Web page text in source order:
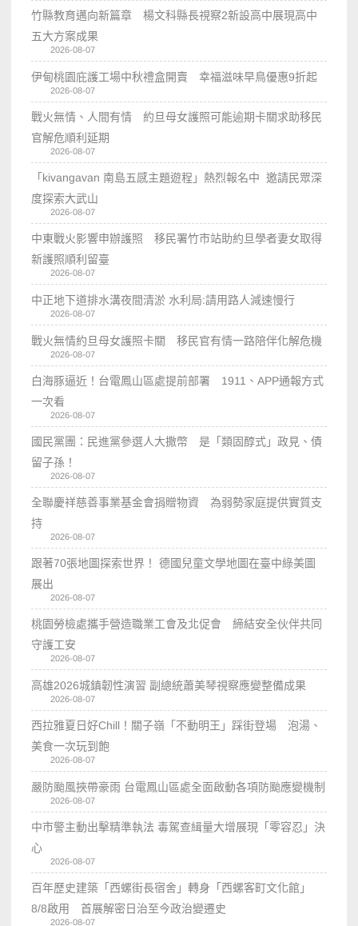
竹縣教育邁向新篇章 楊文科縣長視察2新設高中展現高中
五大方案成果
2026-08-07
伊甸桃園庇護工場中秋禮盒開賣 幸福滋味早鳥優惠9折起
2026-08-07
戰火無情、人間有情 約旦母女護照可能逾期卡關求助移民
官解危順利延期
2026-08-07
「kivangavan 南島五感主題遊程」熱烈報名中 邀請民眾深
度探索大武山
2026-08-07
中東戰火影響申辦護照 移民署竹市站助約旦學者妻女取得
新護照順利留臺
2026-08-07
中正地下道排水溝夜間清淤 水利局:請用路人減速慢行
2026-08-07
戰火無情約旦母女護照卡關 移民官有情一路陪伴化解危機
2026-08-07
白海豚逼近！台電鳳山區處提前部署 1911、APP通報方式
一次看
2026-08-07
國民黨團：民進黨參選人大撒幣 是「類固醇式」政見、債
留子孫！
2026-08-07
全聯慶祥慈善事業基金會捐贈物資 為弱勢家庭提供實質支
持
2026-08-07
跟著70張地圖探索世界！ 德國兒童文學地圖在臺中綠美圖
展出
2026-08-07
桃園勞檢處攜手營造職業工會及北促會 締結安全伙伴共同
守護工安
2026-08-07
高雄2026城鎮韌性演習 副總統蕭美琴視察應變整備成果
2026-08-07
西拉雅夏日好Chill！關子嶺「不動明王」踩街登場 泡湯、
美食一次玩到飽
2026-08-07
嚴防颱風挾帶豪雨 台電鳳山區處全面啟動各項防颱應變機制
2026-08-07
中市警主動出擊精準執法 毒駕查緝量大增展現「零容忍」決
心
2026-08-07
百年歷史建築「西螺街長宿舍」轉身「西螺客町文化館」
8/8啟用 首展解密日治至今政治變遷史
2026-08-07